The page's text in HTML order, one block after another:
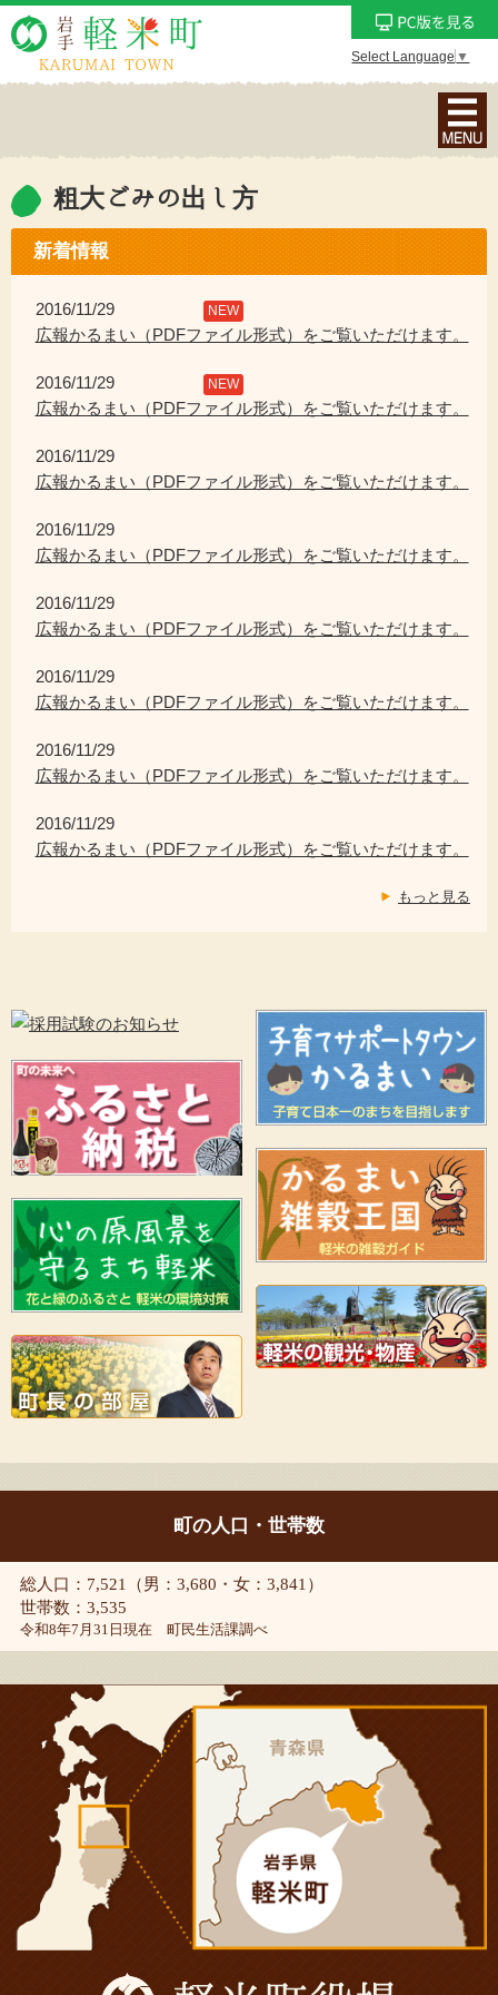
Select Language ▼
ナ
ビ
ョ
ン
ニ
を
粗大ごみの出し方
新着情報
2016/11/29 NEW
広報かるまい（PDFファイル形式）をご覧いただけます。
2016/11/29 NEW
広報かるまい（PDFファイル形式）をご覧いただけます。
2016/11/29
広報かるまい（PDFファイル形式）をご覧いただけます。
2016/11/29
広報かるまい（PDFファイル形式）をご覧いただけます。
2016/11/29
広報かるまい（PDFファイル形式）をご覧いただけます。
2016/11/29
広報かるまい（PDFファイル形式）をご覧いただけます。
2016/11/29
広報かるまい（PDFファイル形式）をご覧いただけます。
2016/11/29
広報かるまい（PDFファイル形式）をご覧いただけます。
もっと見る
町の人口・世帯数
総人口：7,521（男：3,680・女：3,841）
世帯数：3,535
令和8年7月31日現在 町民生活課調べ